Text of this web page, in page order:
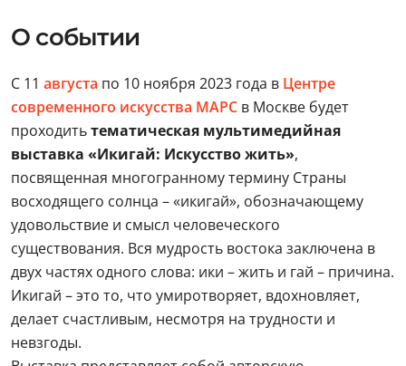
О событии
С 11 августа по 10 ноября 2023 года в Центре
современного искусства МАРС в Москве будет
проходитьтематическая мультимедийная
выставка «Икигай: Искусство жить»,
посвященная многогранному термину Страны
восходящего солнца – «икигай», обозначающему
удовольствие и смысл человеческого
существования. Вся мудрость востока заключена в
двух частях одного слова: ики – жить и гай – причина.
Икигай – это то, что умиротворяет, вдохновляет,
делает счастливым, несмотря на трудности и
невзгоды.